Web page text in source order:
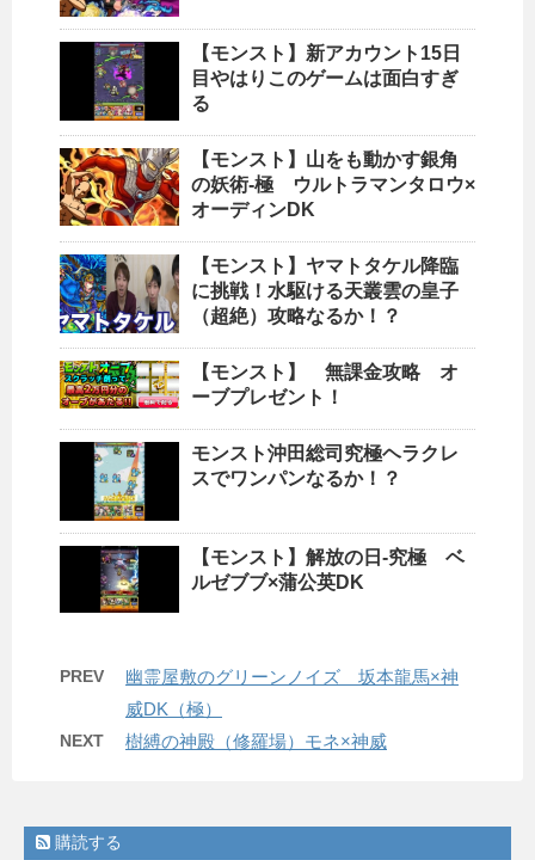
【モンスト】新アカウント15日
目やはりこのゲームは面白すぎ
る
【モンスト】山をも動かす銀角
の妖術-極 ウルトラマンタロウ×
オーディンDK
【モンスト】ヤマトタケル降臨
に挑戦！水駆ける天叢雲の皇子
（超絶）攻略なるか！？
【モンスト】 無課金攻略 オ
ーブプレゼント！
モンスト沖田総司究極ヘラクレ
スでワンパンなるか！？
【モンスト】解放の日-究極 ベ
ルゼブブ×蒲公英DK
PREV
幽霊屋敷のグリーンノイズ 坂本龍馬×神
威DK（極）
NEXT 樹縛の神殿（修羅場）モネ×神威
購読する